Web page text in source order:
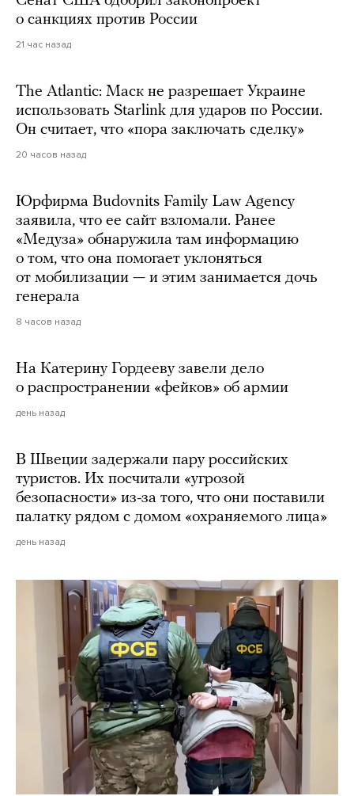
о санкциях против России
21 час назад
The Atlantic: Маск не разрешает Украине
использовать Starlink для ударов по России.
Он считает, что «пора заключать сделку»
20 часов назад
Юрфирма Budovnits Family Law Agency
заявила, что ее сайт взломали. Ранее
«Медуза» обнаружила там информацию
о том, что она помогает уклоняться
от мобилизации — и этим занимается дочь
генерала
8 часов назад
На Катерину Гордееву завели дело
о распространении «фейков» об армии
день назад
В Швеции задержали пару российских
туристов. Их посчитали «угрозой
безопасности» из-за того, что они поставили
палатку рядом с домом «охраняемого лица»
день назад